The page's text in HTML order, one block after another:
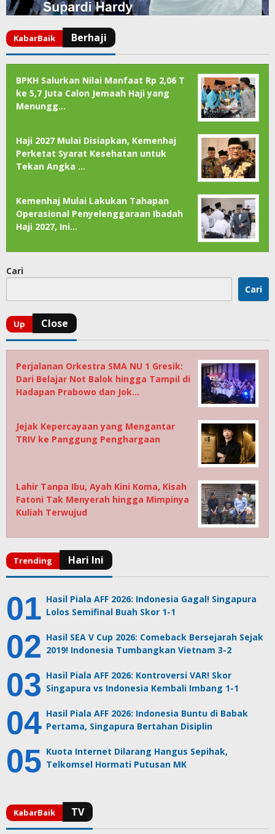
BPKH Salurkan Nilai Manfaat Rp 2,06 T
ke 5,7 Juta Calon Jemaah Haji yang
Menungg…
Haji 2027 Mulai Disiapkan, Kemenhaj
Perketat Syarat Kesehatan untuk
Tekan Angka …
Kemenhaj Mulai Lakukan Tahapan
Operasional Penyelenggaraan Ibadah
Haji 2027, Ini…
Cari
Cari
Perjalanan Orkestra SMA NU 1 Gresik:
Dari Belajar Not Balok hingga Tampil di
Hadapan Prabowo dan Jok…
Jejak Kepercayaan yang Mengantar
TRIV ke Panggung Penghargaan
Lahir Tanpa Ibu, Ayah Kini Koma, Kisah
Fatoni Tak Menyerah hingga Mimpinya
Kuliah Terwujud
Hasil Piala AFF 2026: Indonesia Gagal! Singapura
Lolos Semifinal Buah Skor 1-1
Hasil SEA V Cup 2026: Comeback Bersejarah Sejak
2019! Indonesia Tumbangkan Vietnam 3-2
Hasil Piala AFF 2026: Kontroversi VAR! Skor
Singapura vs Indonesia Kembali Imbang 1-1
Hasil Piala AFF 2026: Indonesia Buntu di Babak
Pertama, Singapura Bertahan Disiplin
Kuota Internet Dilarang Hangus Sepihak,
Telkomsel Hormati Putusan MK